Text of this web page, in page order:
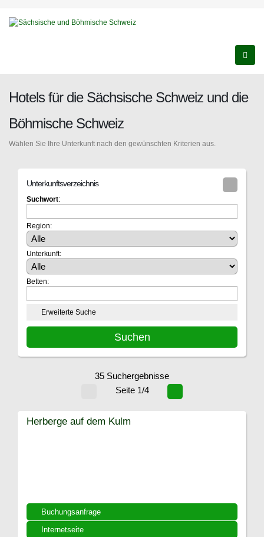
Hotels für die Sächsische Schweiz und die
Böhmische Schweiz
Wählen Sie Ihre Unterkunft nach den gewünschten Kriterien aus.
Unterkunftsverzeichnis
Suchwort:
Region:
Unterkunft:
Betten:
Erweiterte Suche
35 Suchergebnisse
Seite 1/4
Buchungsanfrage
Internetseite
Herberge auf dem Kulm